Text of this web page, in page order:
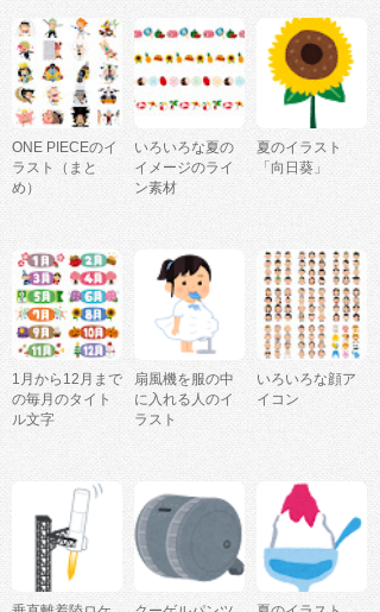
ONE PIECEのイ
ラスト（まと
め）
いろいろな夏の
イメージのライ
ン素材
夏のイラスト
「向日葵」
1月から12月まで
の毎月のタイト
ル文字
扇風機を服の中
に入れる人のイ
ラスト
いろいろな顔ア
イコン